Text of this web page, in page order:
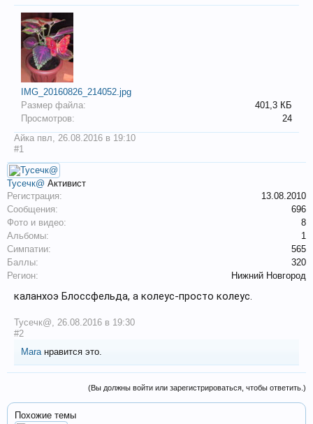
IMG_20160826_214052.jpg
Размер файла:
401,3 КБ
Просмотров:
24
Айка пвл, 26.08.2016 в 19:10
#1
Тусечк@ Активист
Регистрация:
13.08.2010
Сообщения:
696
Фото и видео:
8
Альбомы:
1
Симпатии:
565
Баллы:
320
Регион:
Нижний Новгород
каланхоэ Блоссфельда, а колеус-просто колеус.
Тусечк@, 26.08.2016 в 19:30
#2
Maraнравится это.
(Вы должны войти или зарегистрироваться, чтобы ответить.)
Похожие темы